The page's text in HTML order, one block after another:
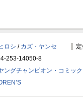
ロシ / カズ・ヤンセ
4-253-14050-8
ングチャンピオン・コミッ